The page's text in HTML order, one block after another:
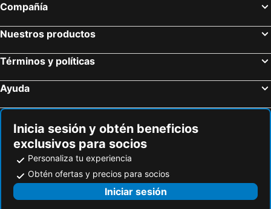
Compañía
Nuestros productos
Términos y políticas
Ayuda
Inicia sesión y obtén beneficios
exclusivos para socios
Personaliza tu experiencia
Obtén ofertas y precios para socios
Iniciar sesión